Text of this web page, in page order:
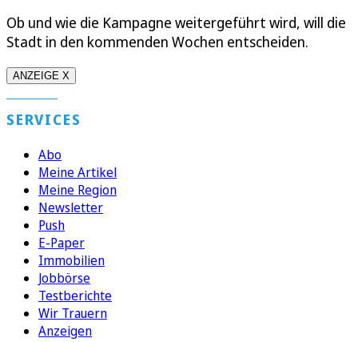
Ob und wie die Kampagne weitergeführt wird, will die
Stadt in den kommenden Wochen entscheiden.
ANZEIGE X
SERVICES
Abo
Meine Artikel
Meine Region
Newsletter
Push
E-Paper
Immobilien
Jobbörse
Testberichte
Wir Trauern
Anzeigen